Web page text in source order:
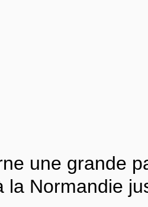
une grande
la Normandie